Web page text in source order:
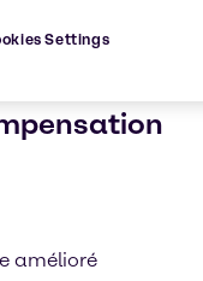
dans la bonne
amélioré, soit
amélioré
Settings